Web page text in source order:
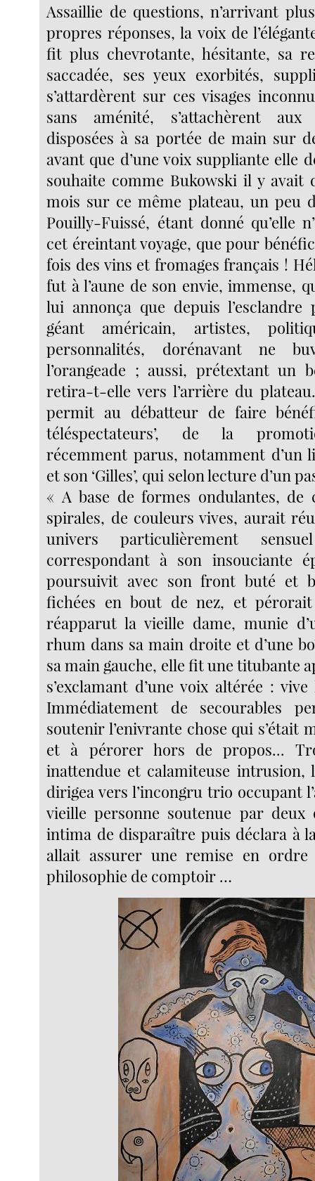
Assaillie de questions, n’arrivant
propres réponses, la voix de
fit plus chevrotante, hésitante, sa
saccadée, ses yeux exorbités,
s’attardèrent sur ces visages
sans aménité, s’attachèrent aux
disposées à sa portée de main sur
avant que d’une voix suppliante elle
souhaite comme Bukowski il y avait
mois sur ce même plateau, un peu
Pouilly-Fuissé, étant donné qu’elle
cet éreintant voyage, que pour
fois des vins et fromages français !
fut à l’aune de son envie, immense,
lui annonça que depuis l’esclandre
géant américain, artistes,
personnalités, dorénavant ne
l’orangeade ; aussi, prétextant un
retira-t-elle vers l’arrière du
permit au débatteur de faire
téléspectateurs’, de la
récemment parus, notamment d’un
et son ‘Gilles’, qui selon lecture d’un
« A base de formes ondulantes, de
spirales, de couleurs vives, aurait
univers particulièrement
correspondant à son insouciante
poursuivit avec son front buté et
fichées en bout de nez, et
réapparut la vieille dame, munie
rhum dans sa main droite et d’une
sa main gauche, elle fit une titubante
s’exclamant d’une voix altérée : vive
Immédiatement de secourables
soutenir l’enivrante chose qui s’était
et à pérorer hors de propos...
inattendue et calamiteuse intrusion,
dirigea vers l’incongru trio occupant
vieille personne soutenue par
intima de disparaître puis déclara à
allait assurer une remise en
philosophie de comptoir …